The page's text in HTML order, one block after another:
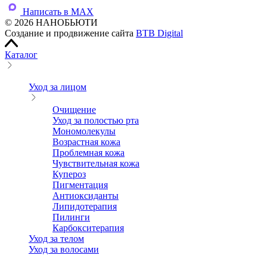
Написать в MAX
© 2026 НАНОБЬЮТИ
Создание и продвижение сайта BTB Digital
Каталог
Уход за лицом
Очищение
Уход за полостью рта
Мономолекулы
Возрастная кожа
Проблемная кожа
Чувствительная кожа
Купероз
Пигментация
Антиоксиданты
Липидотерапия
Пилинги
Карбокситерапия
Уход за телом
Уход за волосами